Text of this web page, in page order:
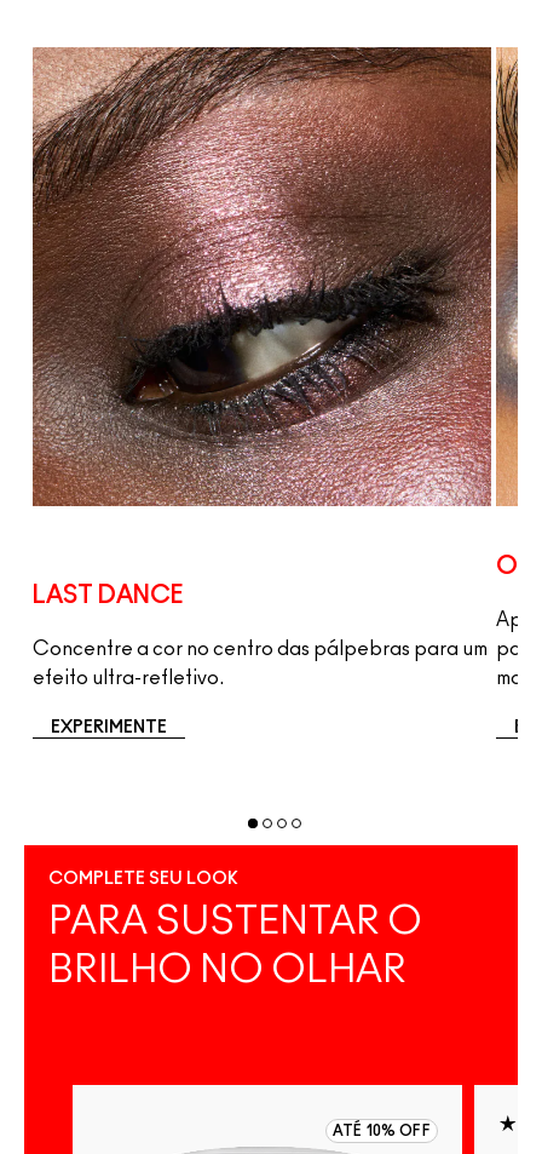
LAST DANCE
Concentre a cor no centro das pálpebras para um
efeito ultra-refletivo.
EXPERIMENTE
OH
COMPLETE SEU LOOK
PARA SUSTENTAR O
BRILHO NO OLHAR
ATÉ 10% OFF